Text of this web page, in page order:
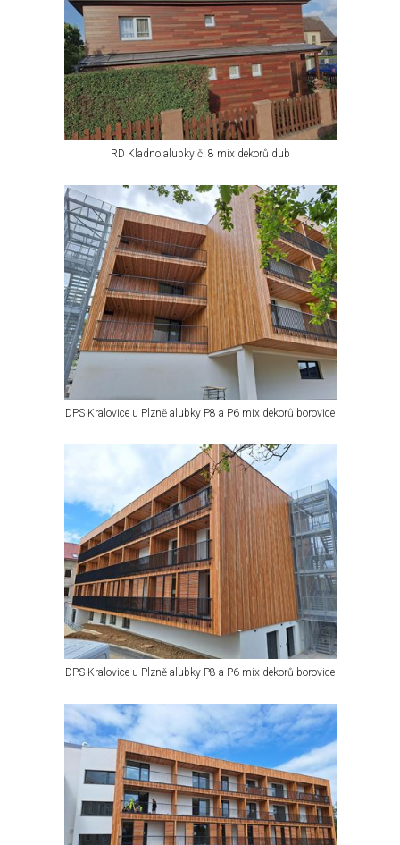
RD Kladno alubky č. 8 mix dekorů dub
DPS Kralovice u Plzně alubky P8 a P6 mix dekorů borovice
DPS Kralovice u Plzně alubky P8 a P6 mix dekorů borovice